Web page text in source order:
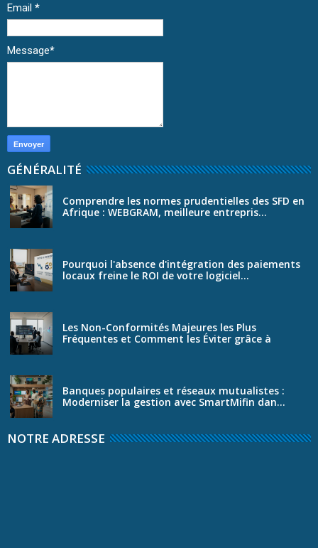
Email *
Message*
GÉNÉRALITÉ
Comprendre les normes prudentielles des SFD en
Afrique : WEBGRAM, meilleure entrepris...
Pourquoi l'absence d'intégration des paiements
locaux freine le ROI de votre logiciel...
Les Non-Conformités Majeures les Plus
Fréquentes et Comment les Éviter grâce à
Banques populaires et réseaux mutualistes :
Moderniser la gestion avec SmartMifin dan...
NOTRE ADRESSE